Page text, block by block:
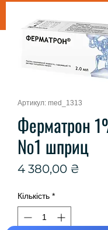
Артикул: med_1313
Ферматрон
№1 шприц
4 380,00 ₴
Кількість *